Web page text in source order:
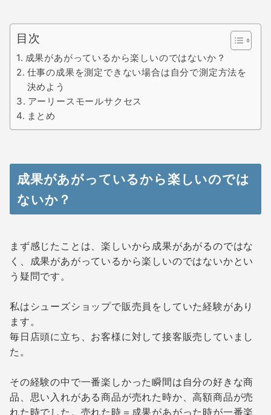
目次
成果があがっているから楽しいのではないか？
仕事の成果を測定できない場合は自分で測定方法を
決めよう
アーリースモールサクセス
まとめ
成果があがっているから楽しいのでは
ないか？
まず感じたことは、楽しいから成果があがるのではな
く、成果があがっているから楽しいのではないかとい
う疑問です。
私はシューズショップで販売員をしていた経験があり
ます。
毎日店頭に立ち、お客様に対して接客販売していまし
た。
その経験の中で一番楽しかった瞬間は自分の好きな商
品、思い入れがある商品が売れた時か、高額商品が売
れた時でした。売れた時＝成果があがった時が一番楽